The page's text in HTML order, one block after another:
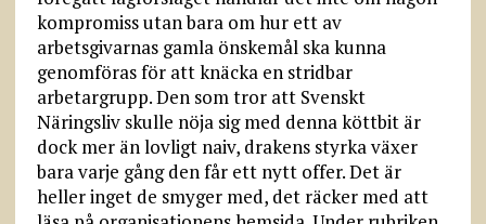
kompromiss utan bara om hur ett av
arbetsgivarnas gamla önskemål ska kunna
genomföras för att knäcka en stridbar
arbetargrupp. Den som tror att Svenskt
Näringsliv skulle nöja sig med denna köttbit är
dock mer än lovligt naiv, drakens styrka växer
bara varje gång den får ett nytt offer. Det är
heller inget de smyger med, det räcker med att